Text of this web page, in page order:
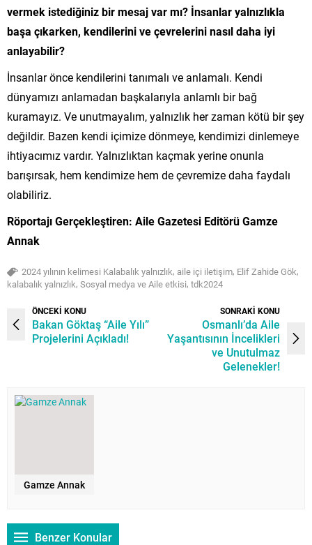
vermek istediğiniz bir mesaj var mı? İnsanlar yalnızlıkla
başa çıkarken, kendilerini ve çevrelerini nasıl daha iyi
anlayabilir?
İnsanlar önce kendilerini tanımalı ve anlamalı. Kendi
dünyamızı anlamadan başkalarıyla anlamlı bir bağ
kuramayız. Ve unutmayalım, yalnızlık her zaman kötü bir şey
değildir. Bazen kendi içimize dönmeye, kendimizi dinlemeye
ihtiyacımız vardır. Yalnızlıktan kaçmak yerine onunla
barışırsak, hem kendimize hem de çevremize daha faydalı
olabiliriz.
Röportajı Gerçekleştiren: Aile Gazetesi Editörü Gamze
Annak
2024 yılının kelimesi Kalabalık yalnızlık, aile içi iletişim, Elif Zahide Gök,
kalabalık yalnızlık, Sosyal medya ve Aile etkisi, tdk2024
ÖNCEKİ KONU
Bakan Göktaş “Aile Yılı”
Projelerini Açıkladı!
SONRAKİ KONU
Osmanlı’da Aile
Yaşantısının İncelikleri
ve Unutulmaz
Gelenekler!
Gamze Annak
Benzer Konular